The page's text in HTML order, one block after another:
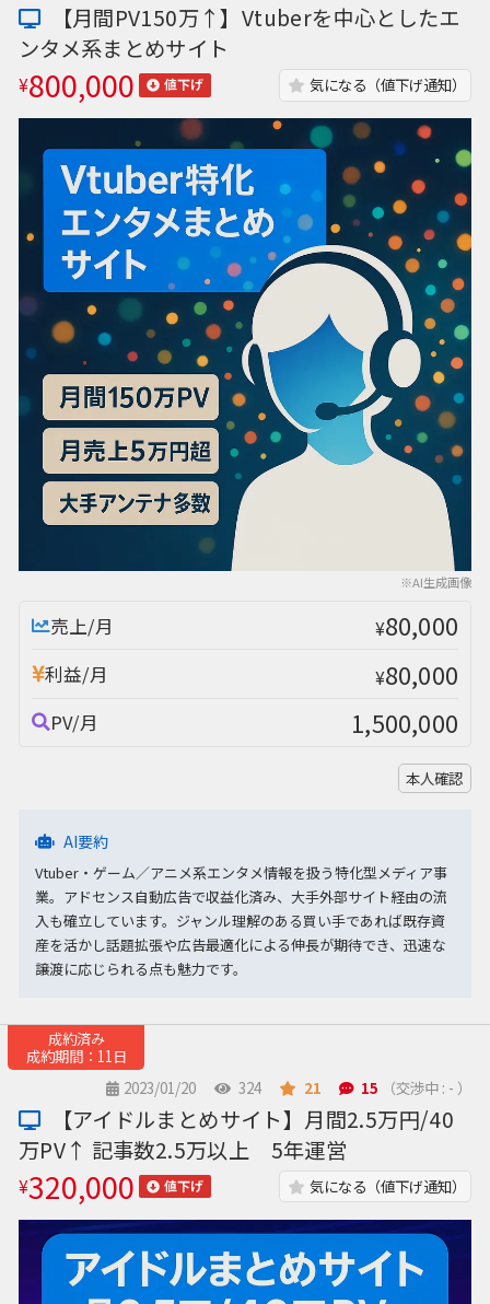
※AI生成画像
【月間PV150万↑】Vtuberを中心としたエ
ンタメ系まとめサイト
¥800,000 値下げ 気になる（値下げ通知）
売上/月 ¥80,000
利益/月 ¥80,000
PV/月 1,500,000
本人確認
AI要約
Vtuber・ゲーム／アニメ系エンタメ情報を扱う特化型メディア事
業。アドセンス自動広告で収益化済み、大手外部サイト経由の流
入も確立しています。ジャンル理解のある買い手であれば既存資
産を活かし話題拡張や広告最適化による伸長が期待でき、迅速な
譲渡に応じられる点も魅力です。
成約済み
成約期間：11日
2023/01/20
324 21 15 （交渉中 : - ）
【アイドルまとめサイト】月間2.5万円/40
万PV↑ 記事数2.5万以上 5年運営
¥320,000 値下げ 気になる（値下げ通知）